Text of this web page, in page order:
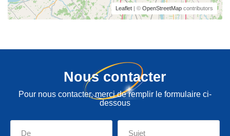
Leaflet | © OpenStreetMap contributors
Nous contacter
Pour nous contacter, merci de remplir le formulaire ci-
dessous